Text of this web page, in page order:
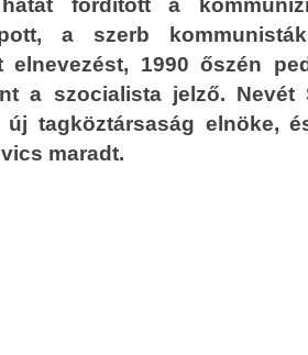
fordított a
a szerb
elnevezést, 1990 őszén
a szocialista jelző. Nevét
új tagköztársaság elnöke,
maradt.